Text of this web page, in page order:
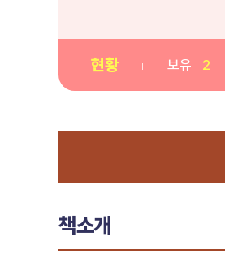
현황 보유 2
책소개